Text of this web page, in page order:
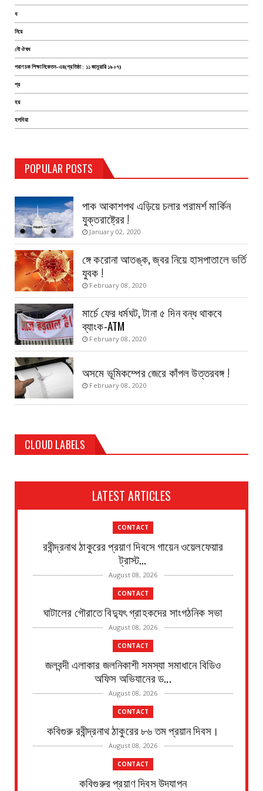
ধ
নিয়ে
নৌ ঔষধ
পরাণচক শিক্ষানিকেতন-এর(প্রতিষ্ঠা : ১১ জানুয়ারি ১৯০৭)
প্র
হয়
হলদিয়া
POPULAR POSTS
TEST PAGE
August 14, 2019
পাক আকাশপথ এড়িয়ে চলার পরামর্শ মার্কিন
যুক্তরাষ্ট্রের !
January 02, 2020
ঙ্গে করোনা আতঙ্ক, জ্বর নিয়ে হাসপাতালে ভর্তি
যুবক !
February 08, 2020
মার্চে ফের ধর্মঘট, টানা ৫ দিন বন্ধ থাকবে
ব্যাংক-ATM
February 08, 2020
অসমে ভূমিকম্পের জেরে কাঁপল উত্তরবঙ্গ !
February 08, 2020
CLOUD LABELS
LATEST ARTICLES
CONTACT
রবীন্দ্রনাথ ঠাকুরের প্রয়াণ দিবসে গায়েন ওয়েলফেয়ার
ট্রাস্ট...
August 08, 2026
CONTACT
ঘাটালের গৌরাতে বিদ্যুৎ গ্রাহকদের সাংগঠনিক সভা
August 08, 2026
CONTACT
জলবন্দী এলাকার জলনিকাশী সমস্যা সমাধানে বিডিও
অফিস অভিযানের ড...
August 08, 2026
CONTACT
কবিগুরু রবীন্দ্রনাথ ঠাকুরের ৮৬ তম প্রয়ান দিবস।
August 08, 2026
CONTACT
কবিগুরুর প্রয়াণ দিবস উদযাপন